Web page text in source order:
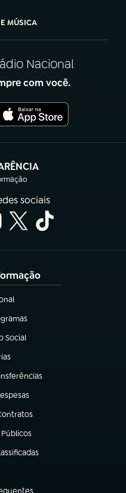
MÚSICA
Nacional
com você.
em nova aba)
sociais
aba)
aba)
Social
aba)
nova aba)
aba)
aba)
aba)
em nova aba)